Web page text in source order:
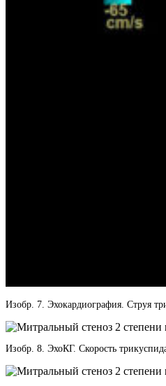
Изобр. 7. Эхокардиография. Струя
Изобр. 8. ЭхоКГ. Скорость